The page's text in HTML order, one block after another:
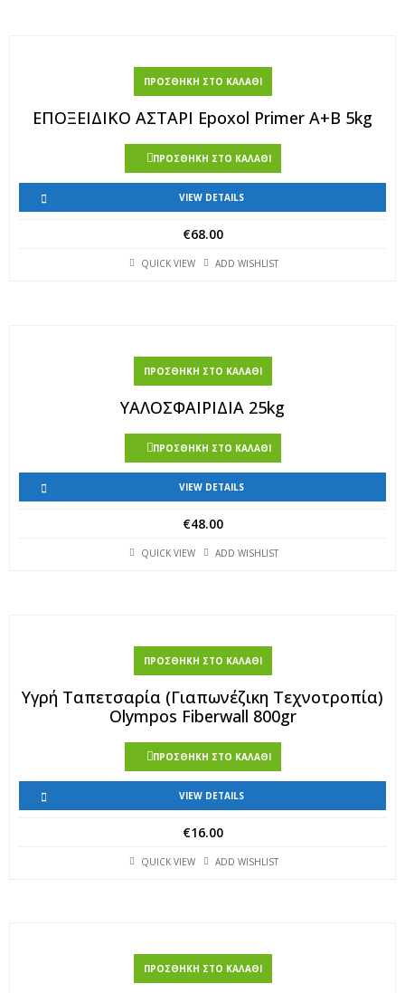
ΠΡΟΣΘΉΚΗ ΣΤΟ ΚΑΛΆΘΙ
ΕΠΟΞΕΙΔΙΚΟ ΑΣΤΑΡΙ Epoxol Primer A+B 5kg
ΠΡΟΣΘΉΚΗ ΣΤΟ ΚΑΛΆΘΙ
VIEW DETAILS
€68.00
QUICK VIEW ADD WISHLIST
ΠΡΟΣΘΉΚΗ ΣΤΟ ΚΑΛΆΘΙ
ΥΑΛΟΣΦΑΙΡΙΔΙΑ 25kg
ΠΡΟΣΘΉΚΗ ΣΤΟ ΚΑΛΆΘΙ
VIEW DETAILS
€48.00
QUICK VIEW ADD WISHLIST
ΠΡΟΣΘΉΚΗ ΣΤΟ ΚΑΛΆΘΙ
Υγρή Ταπετσαρία (Γιαπωνέζικη Τεχνοτροπία)
Olympos Fiberwall 800gr
ΠΡΟΣΘΉΚΗ ΣΤΟ ΚΑΛΆΘΙ
VIEW DETAILS
€16.00
QUICK VIEW ADD WISHLIST
ΠΡΟΣΘΉΚΗ ΣΤΟ ΚΑΛΆΘΙ